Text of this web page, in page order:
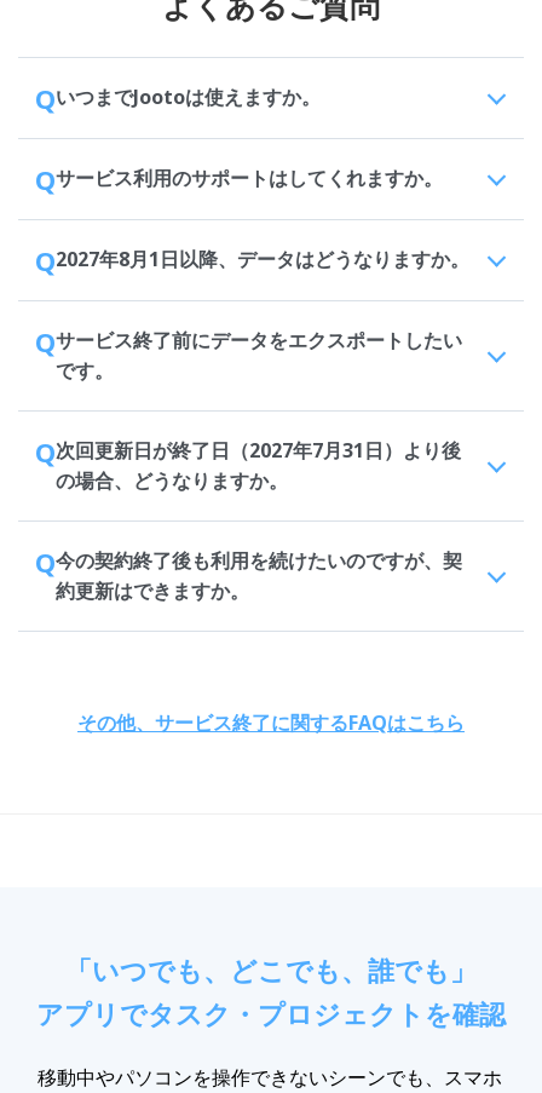
QいつまでJootoは使えますか。
Qサービス利用のサポートはしてくれますか。
Q2027年8月1日以降、データはどうなりますか。
Qサービス終了前にデータをエクスポートしたい
です。
Q次回更新日が終了日（2027年7月31日）より後
の場合、どうなりますか。
Q今の契約終了後も利用を続けたいのですが、契
約更新はできますか。
その他、サービス終了に関するFAQはこちら
「いつでも、どこでも、誰でも」
アプリでタスク・プロジェクトを確認
移動中やパソコンを操作できないシーンでも、スマホ